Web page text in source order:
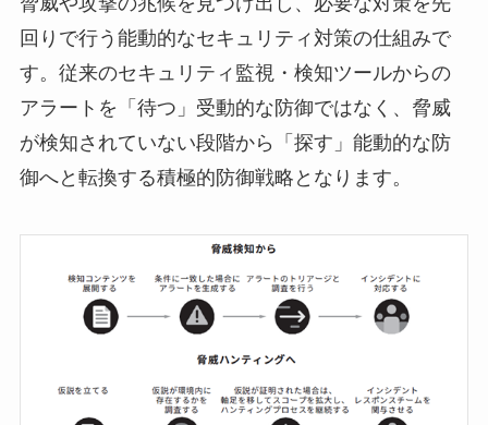
回りで行う能動的なセキュリティ対策の仕組みで
す。従来のセキュリティ監視・検知ツールからの
アラートを「待つ」受動的な防御ではなく、脅威
が検知されていない段階から「探す」能動的な防
御へと転換する積極的防御戦略となります。